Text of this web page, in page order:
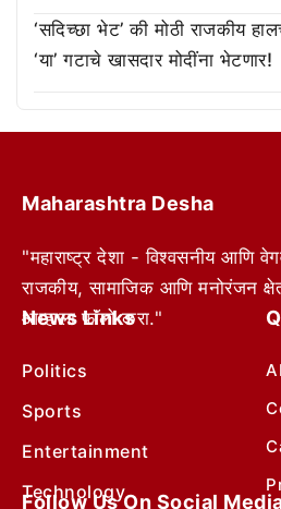
‘सदिच्छा भेट’ की मोठी राजकीय
‘या’ गटाचे खासदार मोदींना भेटणार!
Maharashtra Desha
"महाराष्ट्र देशा - विश्वसनीय आणि
राजकीय, सामाजिक आणि मनोरंजन
आम्हाला फॉलो करा."
News Links
Politics
Sports
Entertainment
Technology
Follow Us On Social